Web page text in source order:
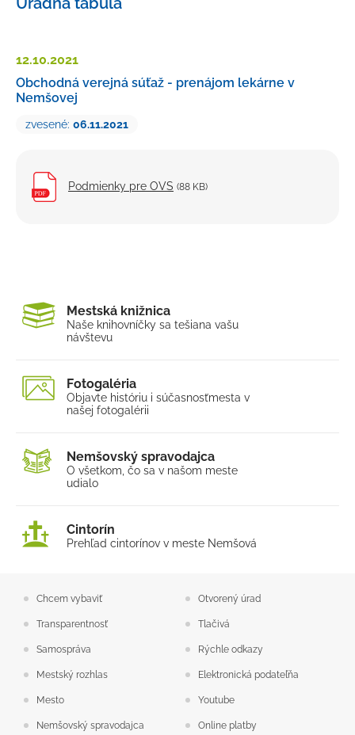
Žiadosť o informácie
Rozpočet
Verejné obstarávanie
Majetok mesta
Tlačivá a formuláre
12.10.2021
Obchodná verejná súťaž - prenájom lekárne v
Nemšovej
zvesené: 06.11.2021
Podmienky pre OVS (88 KB)
Mestská knižnica
Naše knihovníčky sa tešiana vašu
návštevu
Fotogaléria
Objavte históriu i súčasnosťmesta v
našej fotogalérii
Nemšovský spravodajca
O všetkom, čo sa v našom meste
udialo
Cintorín
Prehľad cintorínov v meste Nemšová
Chcem vybaviť Otvorený úrad
Transparentnosť Tlačivá
Samospráva Rýchle odkazy
Mestský rozhlas Elektronická podateľňa
Mesto Youtube
Nemšovský spravodajca Online platby